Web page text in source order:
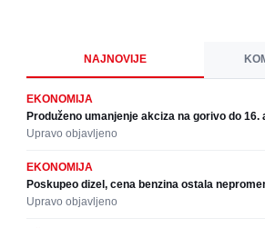
NAJNOVIJE
EKONOMIJA
Produženo umanjenje akciza na gorivo do 16.
Upravo objavljeno
EKONOMIJA
Poskupeo dizel, cena benzina ostala
Upravo objavljeno